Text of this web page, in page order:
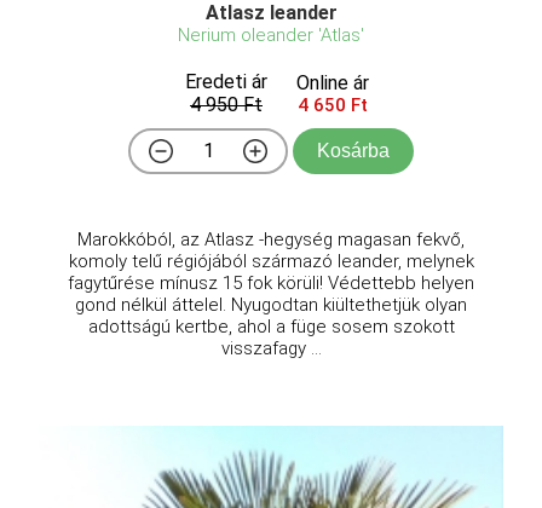
Atlasz leander
Nerium oleander 'Atlas'
Eredeti ár
4 950 Ft
Online ár
4 650 Ft
Kosárba
Marokkóból, az Atlasz -hegység magasan fekvő,
komoly telű régiójából származó leander, melynek
fagytűrése mínusz 15 fok körüli! Védettebb helyen
gond nélkül áttelel. Nyugodtan kiültethetjük olyan
adottságú kertbe, ahol a füge sosem szokott
visszafagy ...